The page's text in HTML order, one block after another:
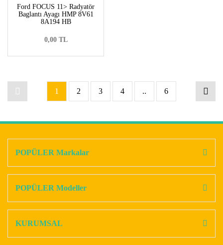
Ford FOCUS 11> Radyatör
Baglantı Ayagı HMP 8V61
8A194 HB
0,00 TL
1 2 3 4 .. 6
POPÜLER Markalar
POPÜLER Modeller
KURUMSAL